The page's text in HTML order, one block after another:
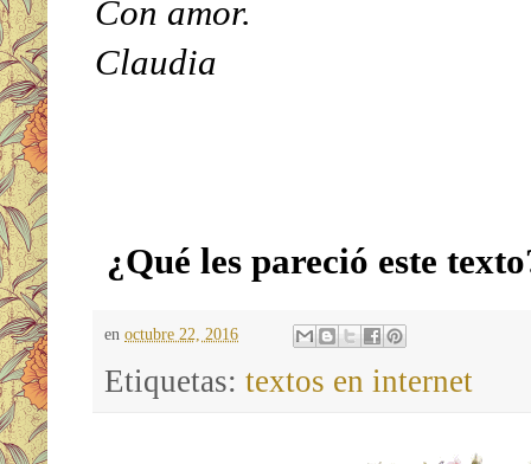
Con amor.
Claudia
¿Qué les pareció este
en octubre 22, 2016
Etiquetas: textos en internet